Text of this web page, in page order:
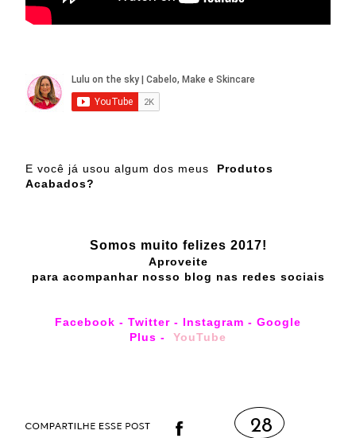
E você já usou algum dos meus
Produtos
Acabados?
Somos muito felizes 2017!
Aproveite
para acompanhar nosso blog nas redes sociais
Facebook - Twitter - Instagram - Google
Plus - YouTube
28